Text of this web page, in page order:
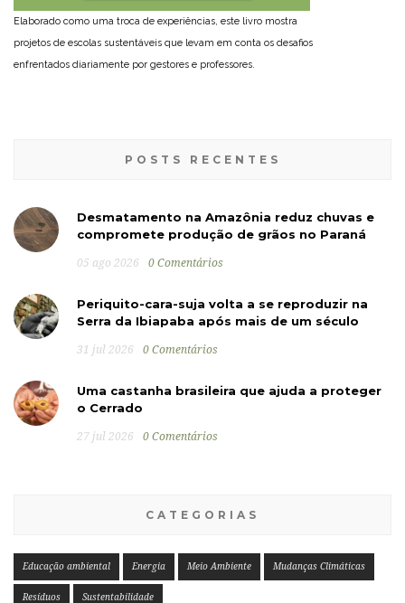
Elaborado como uma troca de experiências, este livro mostra
projetos de escolas sustentáveis que levam em conta os desafios
enfrentados diariamente por gestores e professores.
POSTS RECENTES
Desmatamento na Amazônia reduz chuvas e
compromete produção de grãos no Paraná
05 ago 2026 0 Comentários
Periquito-cara-suja volta a se reproduzir na
Serra da Ibiapaba após mais de um século
31 jul 2026 0 Comentários
Uma castanha brasileira que ajuda a proteger
o Cerrado
27 jul 2026 0 Comentários
CATEGORIAS
Educação ambiental Energia Meio Ambiente Mudanças Climáticas
Resíduos Sustentabilidade